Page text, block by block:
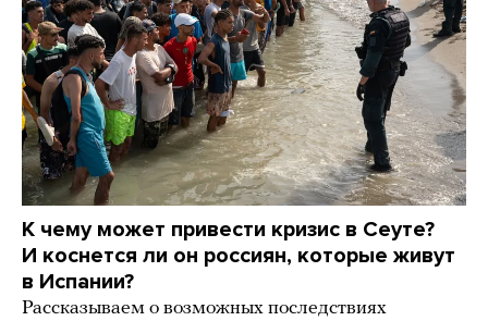
К чему может привести кризис в Сеуте?
И коснется ли он россиян, которые живут
в Испании?
Рассказываем о возможных последствиях